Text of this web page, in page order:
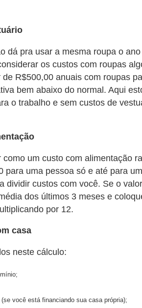
dá pra usar a mesma roupa o
os custos com roupas
R$500,00 anuais com roupas
bem abaixo do normal. Aqui
o trabalho e sem custos de
como um custo com alimentação
para uma pessoa só e até para
dividir custos com você. Se o
dos últimos 3 meses e
por 12.
casa
neste cálculo:
você está financiando sua casa própria);